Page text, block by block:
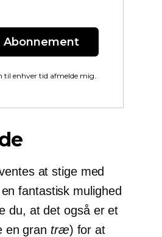
Abonnement
til enhver tid afmelde mig.
at stige med
fantastisk mulighed
du, at det også er et
en gran træ) for at